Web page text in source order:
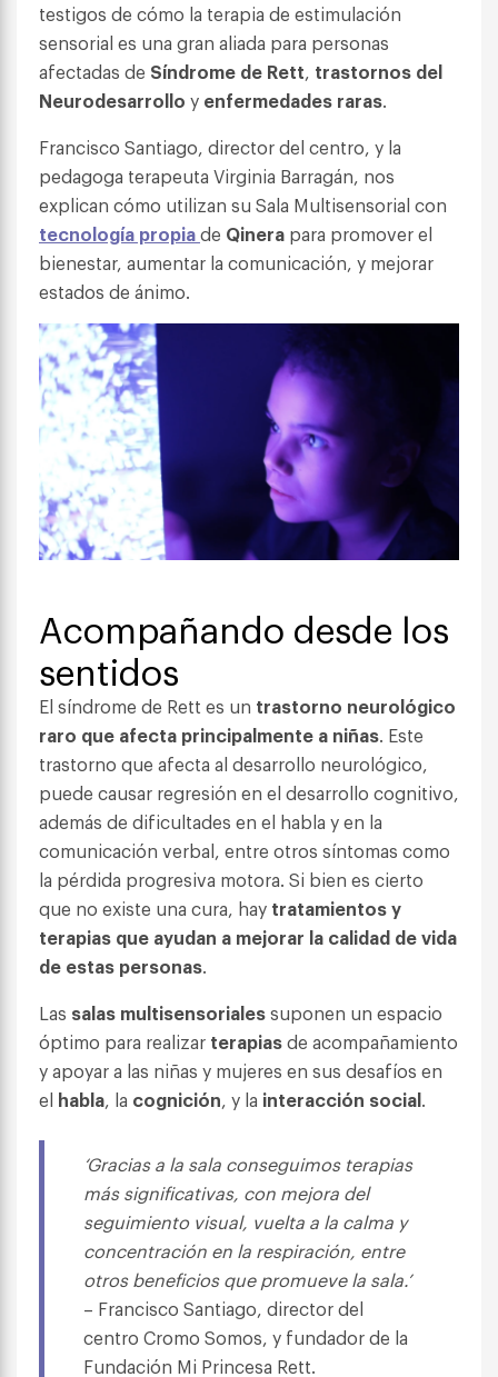
testigos de cómo la terapia de estimulación
sensorial es una gran aliada para personas
afectadas de Síndrome de Rett, trastornos del
Neurodesarrollo y enfermedades raras.
Francisco Santiago, director del centro, y la
pedagoga terapeuta Virginia Barragán, nos
explican cómo utilizan su Sala Multisensorial con
tecnología propiade Qinera para promover el
bienestar, aumentar la comunicación, y mejorar
estados de ánimo.
Acompañando desde los
sentidos
El síndrome de Rett es un trastorno neurológico
raro que afecta principalmente a niñas. Este
trastorno que afecta al desarrollo neurológico,
puede causar regresión en el desarrollo cognitivo,
además de dificultades en el habla y en la
comunicación verbal, entre otros síntomas como
la pérdida progresiva motora. Si bien es cierto
que no existe una cura, hay tratamientos y
terapias que ayudan a mejorar la calidad de vida
de estas personas.
Las salas multisensorialessuponen un espacio
óptimo para realizar terapiasde acompañamiento
y apoyar a las niñas y mujeres en sus desafíos en
el habla, la cognición, y la interacción social.
‘Gracias a la sala conseguimos terapias
más significativas, con mejora del
seguimiento visual, vuelta a la calma y
concentración en la respiración, entre
otros beneficios que promueve la sala.’
– Francisco Santiago, director del
centro Cromo Somos, y fundador de la
Fundación Mi Princesa Rett.